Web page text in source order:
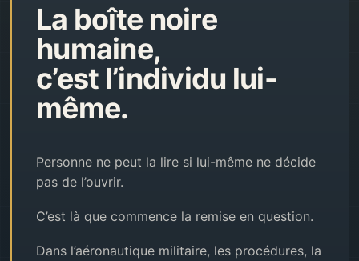
La boîte noire
humaine,
c’est l’individu lui-
même.
Personne ne peut la lire si lui-même ne décide
pas de l’ouvrir.
C’est là que commence la remise en question.
Dans l’aéronautique militaire, les procédures, la